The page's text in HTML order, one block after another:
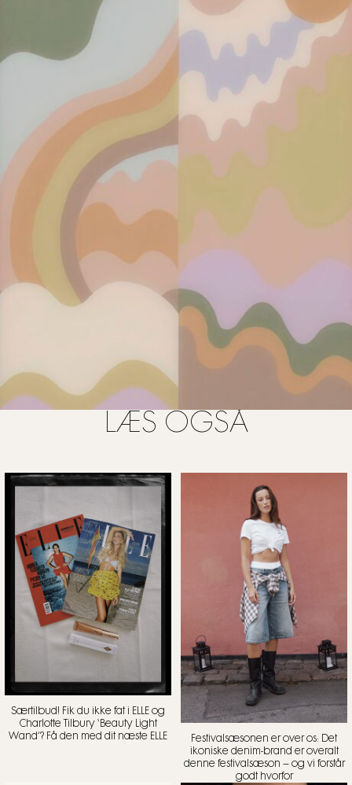
LÆS OGSÅ
Særtilbud! Fik du ikke fat i ELLE og
Charlotte Tilbury ‘Beauty Light
Wand’? Få den med dit næste ELLE
Festivalsæsonen er over os: Det
ikoniske denim-brand er overalt
denne festivalsæson – og vi forstår
godt hvorfor